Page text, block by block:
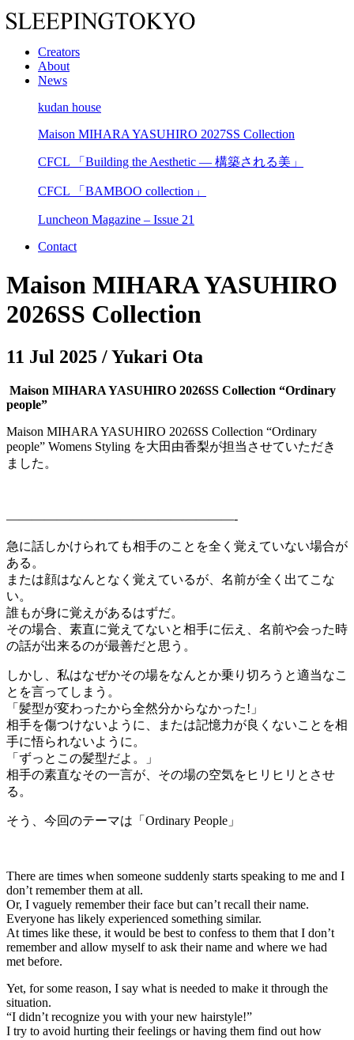
Creators
About
News
kudan house
Maison MIHARA YASUHIRO 2027SS Collection
CFCL 「Building the Aesthetic — 構築される美」
CFCL 「BAMBOO collection」
Luncheon Magazine – Issue 21
Contact
Maison MIHARA YASUHIRO
2026SS Collection
11 Jul 2025 / Yukari Ota
Maison MIHARA YASUHIRO 2026SS Collection “Ordinary
people”
Maison MIHARA YASUHIRO 2026SS Collection “Ordinary
people” Womens Styling を大田由香梨が担当させていただき
ました。
——————————————————-
急に話しかけられても相手のことを全く覚えていない場合が
ある。
または顔はなんとなく覚えているが、名前が全く出てこな
い。
誰もが身に覚えがあるはずだ。
その場合、素直に覚えてないと相手に伝え、名前や会った時
の話が出来るのが最善だと思う。
しかし、私はなぜかその場をなんとか乗り切ろうと適当なこ
とを言ってしまう。
「髪型が変わったから全然分からなかった!」
相手を傷つけないように、または記憶力が良くないことを相
手に悟られないように。
「ずっとこの髪型だよ。」
相手の素直なその一言が、その場の空気をヒリヒリとさせ
る。
そう、今回のテーマは「Ordinary People」
There are times when someone suddenly starts speaking to me and I
don’t remember them at all.
Or, I vaguely remember their face but can’t recall their name.
Everyone has likely experienced something similar.
At times like these, it would be best to confess to them that I don’t
remember and allow myself to ask their name and where we had
met before.
Yet, for some reason, I say what is needed to make it through the
situation.
“I didn’t recognize you with your new hairstyle!”
I try to avoid hurting their feelings or having them find out how